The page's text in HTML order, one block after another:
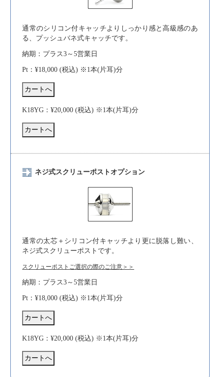
通常のシリコン付キャッチよりしっかり感と高級感のあ
る、プッシュバネ式キャッチです。
納期：プラス3～5営業日
Pt：¥18,000 (税込) ※1本(片耳)分
K18YG：¥20,000 (税込) ※1本(片耳)分
ネジ式スクリューポストオプション
通常の太芯＋シリコン付キャッチより更に脱落し難い、
ネジ式スクリューポストです。
スクリューポストご選択の際のご注意＞＞
納期：プラス3～5営業日
Pt：¥18,000 (税込) ※1本(片耳)分
K18YG：¥20,000 (税込) ※1本(片耳)分